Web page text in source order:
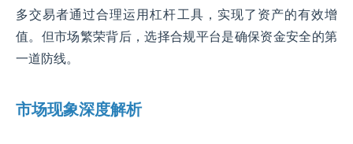
多交易者通过合理运用杠杆工具，实现了资产的有效增
值。但市场繁荣背后，选择合规平台是确保资金安全的第
一道防线。
市场现象深度解析